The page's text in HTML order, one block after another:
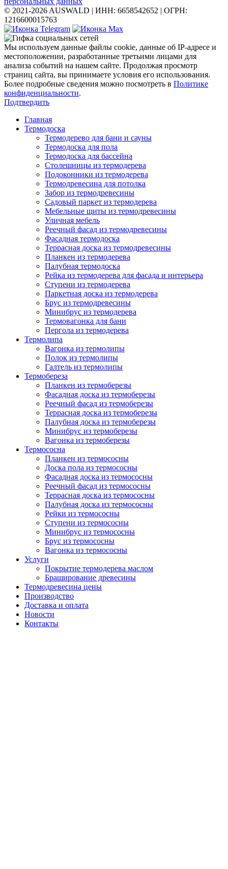
© 2021-2026 AUSWALD | ИНН: 6658542652 | ОГРН:
1216600015763
Мы используем данные файлы cookie, данные об IP-адресе и
местоположении, разработанные третьими лицами для
анализа событий на нашем сайте. Продолжая просмотр
страниц сайта, вы принимаете условия его использования.
Более подробные сведения можно посмотреть в Политике
конфиденциальности.
Подтвердить
Главная
Термодоска
Термодерево для бани и сауны
Термодоска для пола
Термодоска для бассейна
Столешницы из термодерева
Подоконники из термодерева
Термодревесина для потолка
Забор из термодревесины
Садовый паркет из термодерева
Мебельные щиты из термодревесины
Уличная мебель
Реечный фасад из термодревесины
Фасадная термодоска
Террасная доска из термодревесины
Планкен из термодерева
Палубная термодоска
Рейка из термодерева для фасада и интерьера
Ступени из термодерева
Паркетная доска из термодерева
Брус из термодревесины
Минибрус из термодерева
Термовагонка для бани
Пергола из термодерева
Термолипа
Вагонка из термолипы
Полок из термолипы
Галтель из термолипы
Термобереза
Планкен из термоберезы
Фасадная доска из термоберезы
Реечный фасад из термоберезы
Террасная доска из термоберезы
Палубная доска из термоберезы
Минибрус из термоберезы
Вагонка из термоберезы
Термососна
Планкен из термососны
Доска пола из термососны
Фасадная доска из термососны
Реечный фасад из термососны
Террасная доска из термососны
Палубная доска из термососны
Рейки из термососны
Ступени из термососны
Минибрус из термососны
Брус из термососны
Вагонка из термососны
Услуги
Покрытие термодерева маслом
Браширование древесины
Термодревесина цены
Производство
Доставка и оплата
Новости
Контакты